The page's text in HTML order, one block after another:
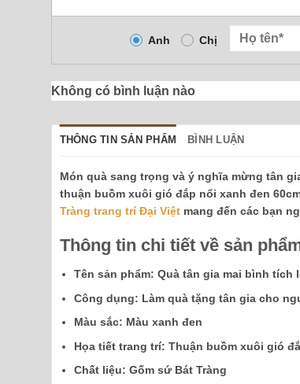
Anh Chị
Không có bình luận nào
THÔNG TIN SẢN PHẨM BÌNH LUẬN
Món quà sang trọng và ý nghĩa mừng tân
thuận buồm xuôi gió đắp nổi xanh đen
Tràng trang trí Đại Việt mang đến các bạn
Thông tin chi tiết về sản
Tên sản phẩm: Quà tân gia mai bình
Công dụng: Làm quà tặng tân gia cho
Màu sắc: Màu xanh đen
Họa tiết trang trí: Thuận buồm xuôi gió
Chất liệu: Gốm sứ Bát Tràng